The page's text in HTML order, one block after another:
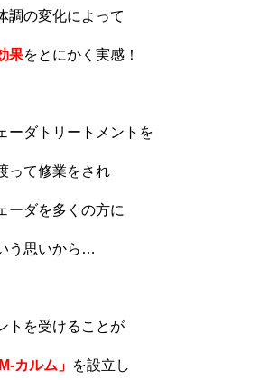
調の変化によって
果をとにかく実感！
ーダトリートメントを
って修業をされ
ーダを多くの方に
う思いから…
トを受けることが
カルム」 を設立し